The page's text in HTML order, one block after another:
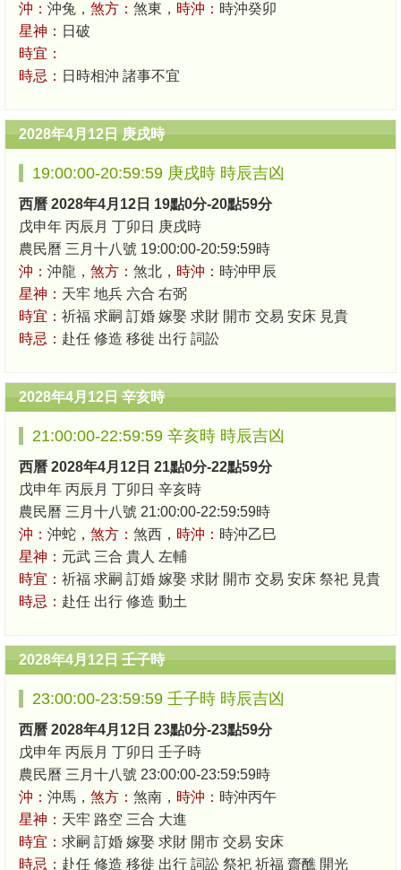
沖： 沖兔， 煞方： 煞東， 時沖： 時沖癸卯
星神： 日破
時宜：
時忌： 日時相沖 諸事不宜
2028年4月12日 庚戌時
19:00:00-20:59:59 庚戌時 時辰吉凶
西曆 2028年4月12日 19點0分-20點59分
戊申年 丙辰月 丁卯日 庚戌時
農民曆 三月十八號 19:00:00-20:59:59時
沖： 沖龍， 煞方： 煞北， 時沖： 時沖甲辰
星神： 天牢 地兵 六合 右弼
時宜： 祈福 求嗣 訂婚 嫁娶 求財 開市 交易 安床 見貴
時忌： 赴任 修造 移徙 出行 詞訟
2028年4月12日 辛亥時
21:00:00-22:59:59 辛亥時 時辰吉凶
西曆 2028年4月12日 21點0分-22點59分
戊申年 丙辰月 丁卯日 辛亥時
農民曆 三月十八號 21:00:00-22:59:59時
沖： 沖蛇， 煞方： 煞西， 時沖： 時沖乙巳
星神： 元武 三合 貴人 左輔
時宜： 祈福 求嗣 訂婚 嫁娶 求財 開市 交易 安床 祭祀 見貴
時忌： 赴任 出行 修造 動土
2028年4月12日 壬子時
23:00:00-23:59:59 壬子時 時辰吉凶
西曆 2028年4月12日 23點0分-23點59分
戊申年 丙辰月 丁卯日 壬子時
農民曆 三月十八號 23:00:00-23:59:59時
沖： 沖馬， 煞方： 煞南， 時沖： 時沖丙午
星神： 天牢 路空 三合 大進
時宜： 求嗣 訂婚 嫁娶 求財 開市 交易 安床
時忌： 赴任 修造 移徙 出行 詞訟 祭祀 祈福 齋醮 開光